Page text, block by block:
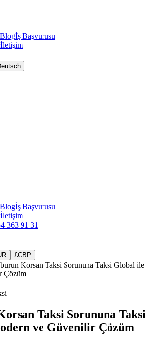
Blogİş Başvurusu
İletişim
Blogİş Başvurusu
İletişim
363 91 31
£GBP
Korsan Taksi Sorununa Taksi Global ile
Çözüm
Taksi Sorununa Taksi
ve Güvenilir Çözüm